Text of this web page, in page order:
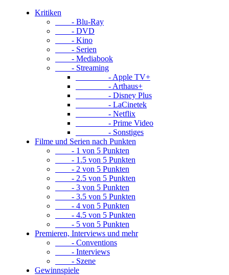
Kritiken
- Blu-Ray
- DVD
- Kino
- Serien
- Mediabook
- Streaming
- Apple TV+
- Arthaus+
- Disney Plus
- LaCinetek
- Netflix
- Prime Video
- Sonstiges
Filme und Serien nach Punkten
- 1 von 5 Punkten
- 1.5 von 5 Punkten
- 2 von 5 Punkten
- 2.5 von 5 Punkten
- 3 von 5 Punkten
- 3.5 von 5 Punkten
- 4 von 5 Punkten
- 4.5 von 5 Punkten
- 5 von 5 Punkten
Premieren, Interviews und mehr
- Conventions
- Interviews
- Szene
Gewinnspiele